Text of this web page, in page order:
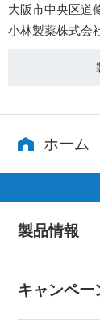
大阪市中央区道
小林製薬株式会
ホーム
製品情報
キャンペー